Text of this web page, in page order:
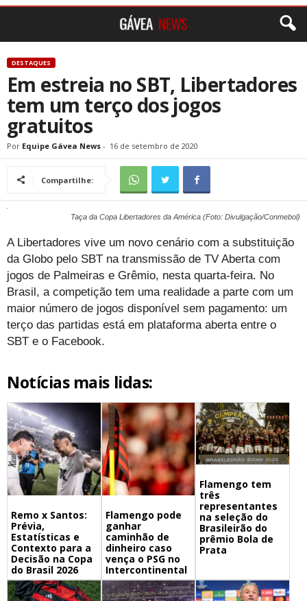
DESTAQUES
Em estreia no SBT, Libertadores
tem um terço dos jogos
gratuitos
Por Equipe Gávea News - 16 de setembro de 2020
Compartilhe:
Taça da Copa Libertadores da América (Foto: Divulgação/Conmebol)
A Libertadores vive um novo cenário com a substituição
da Globo pelo SBT na transmissão de TV Aberta com
jogos de Palmeiras e Grêmio, nesta quarta-feira. No
Brasil, a competição tem uma realidade a parte com um
maior número de jogos disponível sem pagamento: um
terço das partidas está em plataforma aberta entre o
SBT e o Facebook.
Notícias mais lidas:
Remo x Santos:
Prévia,
Estatísticas e
Contexto para a
Decisão na Copa
do Brasil 2026
Flamengo pode
ganhar
caminhão de
dinheiro caso
vença o PSG no
Intercontinental
Flamengo tem
três
representantes
na seleção do
Brasileirão do
prêmio Bola de
Prata